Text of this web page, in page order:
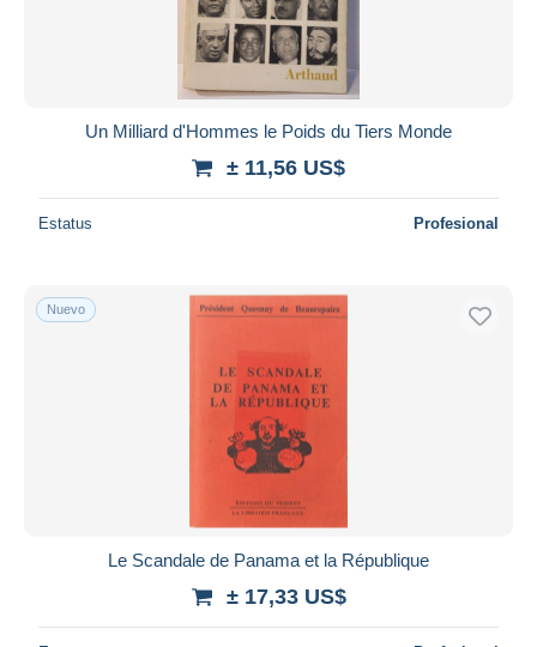
Un Milliard d'Hommes le Poids du Tiers Monde
± 11,56 US$
Estatus Profesional
Nuevo
Le Scandale de Panama et la République
± 17,33 US$